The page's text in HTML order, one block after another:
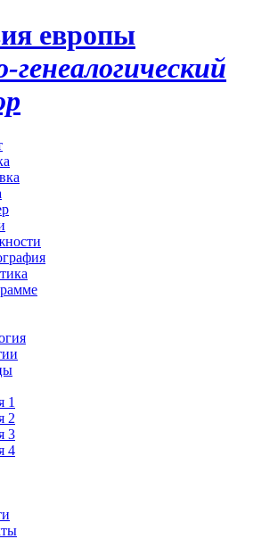
европы
генеалогический
1
2
3
4